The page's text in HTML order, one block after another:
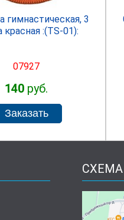
гимнастическая, 3
красная :(TS-01):
07927
140 руб.